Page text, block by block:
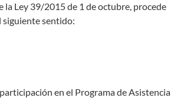
la Ley 39/2015 de 1 de octubre, procede
siguiente sentido:
en el Programa de Asistencia